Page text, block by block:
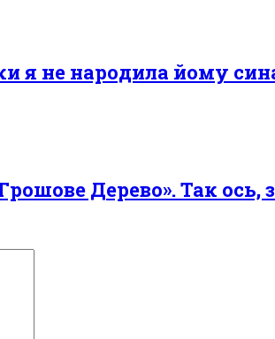
я не наpoдила йому
Дерево». Так ось,